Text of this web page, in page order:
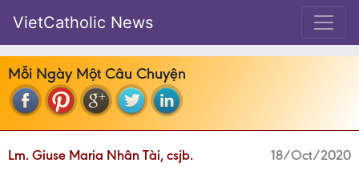
VietCatholic News
Mỗi Ngày Một Câu Chuyện
Lm. Giuse Maria Nhân Tài, csjb. 18/Oct/2020